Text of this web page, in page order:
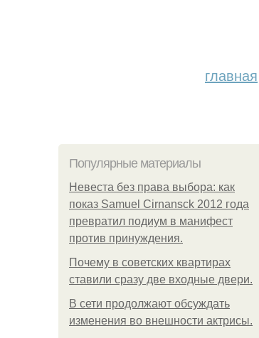
главная
Популярные материалы
Невеста без права выбора: как
показ Samuel Cirnansck 2012 года
превратил подиум в манифест
против принуждения.
Почему в советских квартирах
ставили сразу две входные двери.
В сети продолжают обсуждать
изменения во внешности актрисы.